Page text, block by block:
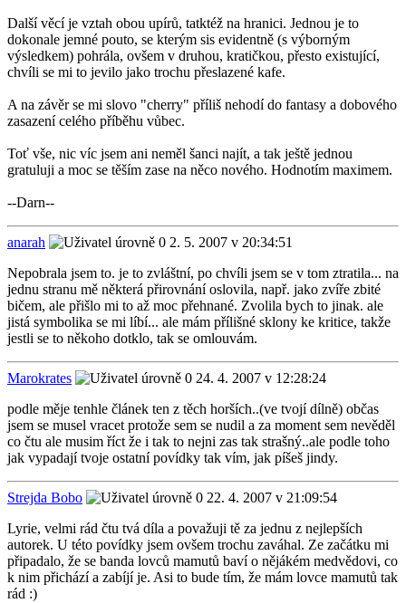
Další věcí je vztah obou upírů, tatktéž na hranici. Jednou je to
dokonale jemné pouto, se kterým sis evidentně (s výborným
výsledkem) pohrála, ovšem v druhou, kratičkou, přesto existující,
chvíli se mi to jevilo jako trochu přeslazené kafe.
A na závěr se mi slovo "cherry" příliš nehodí do fantasy a dobového
zasazení celého příběhu vůbec.
Toť vše, nic víc jsem ani neměl šanci najít, a tak ještě jednou
gratuluji a moc se těším zase na něco nového. Hodnotím maximem.
--Darn--
anarah
2. 5. 2007 v 20:34:51
Nepobrala jsem to. je to zvláštní, po chvíli jsem se v tom ztratila... na
jednu stranu mě některá přirovnání oslovila, např. jako zvíře zbité
bičem, ale přišlo mi to až moc přehnané. Zvolila bych to jinak. ale
jistá symbolika se mi líbí... ale mám přílišné sklony ke kritice, takže
jestli se to někoho dotklo, tak se omlouvám.
Marokrates
24. 4. 2007 v 12:28:24
podle měje tenhle článek ten z těch horších..(ve tvojí dílně) občas
jsem se musel vracet protože sem se nudil a za moment sem nevěděl
co čtu ale musim říct že i tak to nejni zas tak strašný..ale podle toho
jak vypadají tvoje ostatní povídky tak vím, jak píšeš jindy.
Strejda Bobo
22. 4. 2007 v 21:09:54
Lyrie, velmi rád čtu tvá díla a považuji tě za jednu z nejlepších
autorek. U této povídky jsem ovšem trochu zaváhal. Ze začátku mi
připadalo, že se banda lovců mamutů baví o nějákém medvědovi, co
k nim přichází a zabíjí je. Asi to bude tím, že mám lovce mamutů tak
rád :)